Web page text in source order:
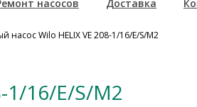
насосов Доставка
Wilo HELIX VE 208-1/16/E/S/M2
1/16/E/S/M2